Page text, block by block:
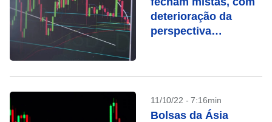
deterioração da
perspectiva
11/10/22 - 7:16min
Bolsas da Ásia